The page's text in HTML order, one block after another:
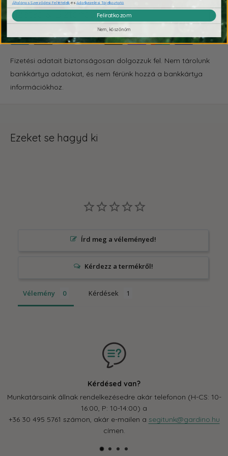
Fizetés & Biztonság
Fizetési adatait biztonságosan dolgozzuk fel. Nem tárolunk
bankkártya adatokat, és nem férünk hozzá a bankkártya
információkhoz.
Ezeket se hagyd ki
Írd meg a véleményed!
Vélemény Kérdések
Kérdésed van?
Munkatársaink állnak rendelkezésedre akár telefonon (H-CS: 10-
16:00, P: 10-14:00) a
+36 30 495 5761 számon, akár e-mailen a segitunk@gardino.hu
címen.
Általános Szerződési FeltételekésAdatkezelési Tájékoztató
Feliratkozom
Nem, köszönöm